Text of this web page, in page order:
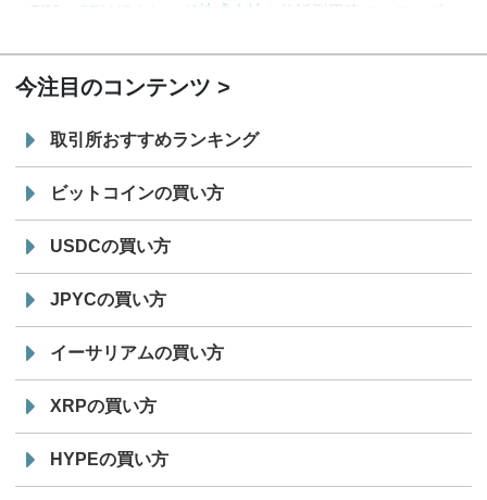
7/29
SBI VCトレード株式会社
信託型円建てステーブル
今注目のコンテンツ
取引所おすすめランキング
ビットコインの買い方
USDCの買い方
JPYCの買い方
イーサリアムの買い方
XRPの買い方
HYPEの買い方